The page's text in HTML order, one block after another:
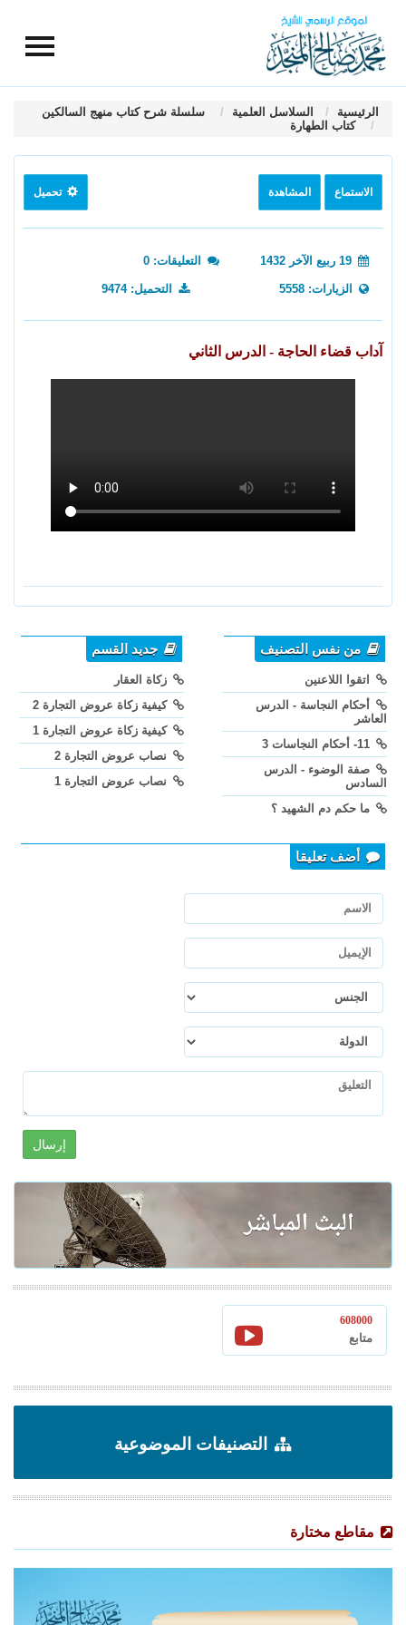
الرئيسية السلاسل العلمية
سلسلة شرح كتاب منهج السالكين
كتاب الطهارة
الاستماع المشاهدة تحميل
التعليقات: 0
الزيارات: 5558 التحميل: 9474
آداب قضاء الحاجة - الدرس الثاني
من نفس التصنيف
اتقوا اللاعنين
أحكام النجاسة - الدرس
العاشر
صفة الوضوء - الدرس
السادس
ما حكم دم الشهيد ؟
جديد القسم
زكاة العقار
كيفية زكاة عروض التجارة 2
كيفية زكاة عروض التجارة 1
نصاب عروض التجارة 2
نصاب عروض التجارة 1
أضف تعليقا
إرسال
608000
متابع
التصنيفات الموضوعية
مقاطع مختارة